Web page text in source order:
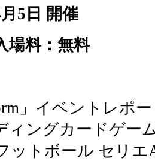
5日 開催
場料：無料
」イベントレポ
ィングカードゲー
ットボール セリエ